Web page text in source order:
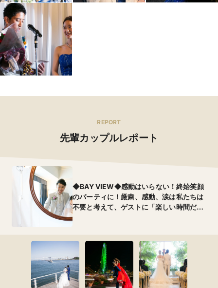
REPORT
先輩カップルレポート
◆BAY VIEW◆感動はいらない！終始笑顔
のパーティに！厳粛、感動、涙は私たちは
不要と考えて、ゲストに「楽しい時間だっ